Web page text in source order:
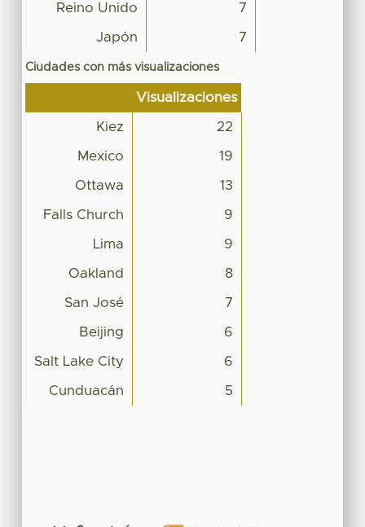
Reino Unido 7
Japón 7
Ciudades con más visualizaciones
Visualizaciones
Kiez 22
Mexico 19
Ottawa 13
Falls Church 9
Lima 9
Oakland 8
San José 7
Beijing 6
Salt Lake City 6
Cunduacán 5